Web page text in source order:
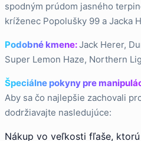
spodným prúdom jasného
kríženec Popolušky 99 a Jacka
Podobné kmene:Jack Herer,
Super Lemon Haze, Northern
Špeciálne pokyny pre
Aby sa čo najlepšie zachovali
dodržiavajte nasledujúce:
Nákup vo veľkosti fľaše,